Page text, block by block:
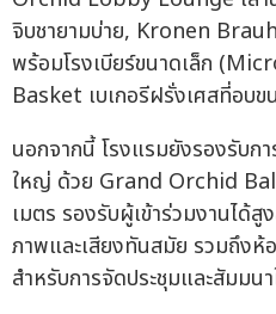
จิบชายามบ่าย, Kronen
พร้อมโรงเบียร์ขนาดเล็ก
Basket เบเกอรีฝรั่งเศสที่อบ
นอกจากนี้ โรงแรมยังรองรับก
ใหญ่ ด้วย Grand Orchid
เมตร รองรับผู้เข้าร่วมงานได้
ภาพและเสียงทันสมัย รวมถึงห้
สำหรับการจัดประชุมและสัมมน